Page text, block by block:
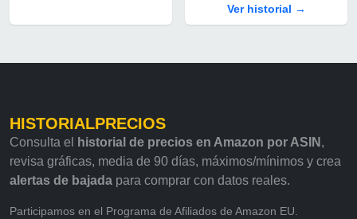
Ver historial →
HISTORIALPRECIOS
Consulta el historial de precios en Amazon por ASIN ,
revisa gráficas, media de 90 días, máximos/mínimos y crea
alertas de bajada para comprar con datos reales.
Participamos en el Programa de Afiliados de Amazon EU.